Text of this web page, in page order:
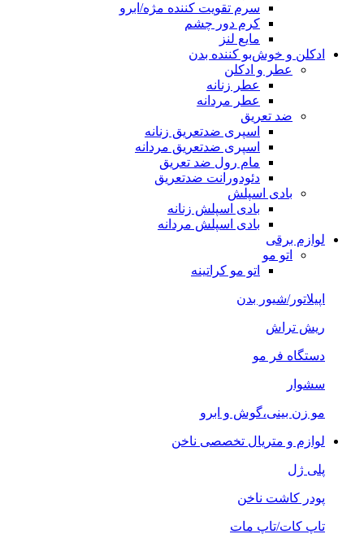
سرم تقویت کننده مژه/ابرو
کرم دور چشم
مایع لنز
ادکلن و خوش‌بو کننده بدن
عطر و ادکلن
عطر زنانه
عطر مردانه
ضد تعریق
اسپری ضدتعریق زنانه
اسپری ضدتعریق مردانه
مام رول ضد تعریق
دئودورانت ضدتعریق
بادی اسپلش
بادی اسپلش زنانه
بادی اسپلش مردانه
لوازم برقی
اتو مو
اتو مو کراتینه
اپیلاتور/شیور بدن
ریش تراش
دستگاه فر مو
سشوار
مو زن بینی،گوش و ابرو
لوازم و متریال تخصصی ناخن
پلی ژل
پودر کاشت ناخن
تاپ کات/تاپ مات